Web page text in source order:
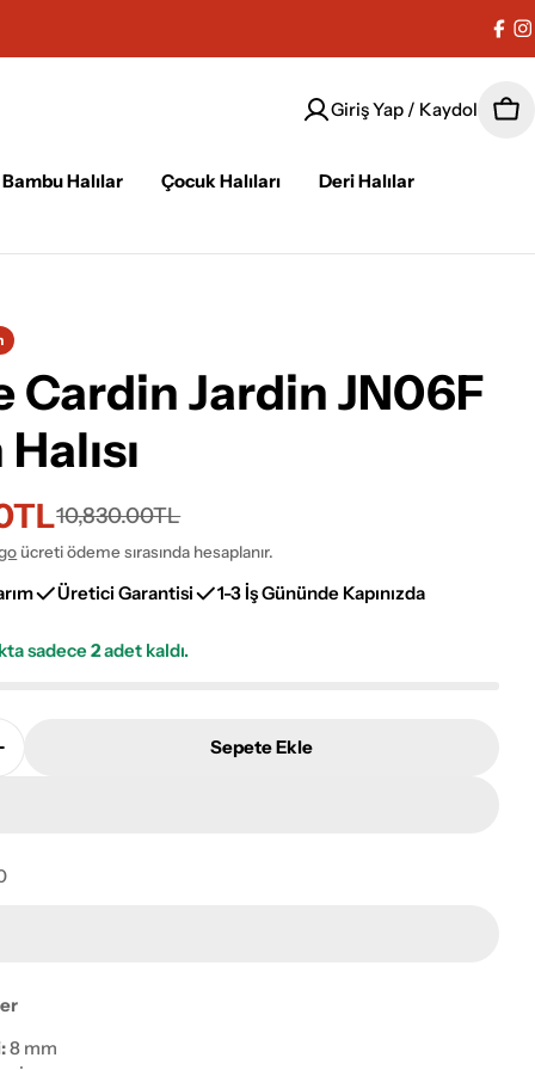
Giriş Yap / Kaydol
Bambu Halılar Çocuk Halıları
Deri Halılar
pencerede aç
Cardin Jardin JN06F
10,830.00TL
ücreti ödeme sırasında hesaplanır.
Üretici Garantisi 1-3 İş Gününde Kapınızda
sadece2adet kaldı.
Jardin JN06F Salon Halısı Adetini Azalt
Cardin Jardin JN06F Salon Halısı Adetini Artır
Sepete Ekle
8 mm